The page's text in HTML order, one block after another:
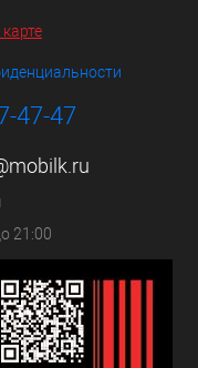
47-47
21:00